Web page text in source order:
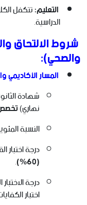
التعليم:تتكفل
الدراسية.
شروط الالتحاق
والصحي):
المسار
شهادة
نهاري)
النسبة
درجة اختبار
(60%)
.
درجة
اختبار